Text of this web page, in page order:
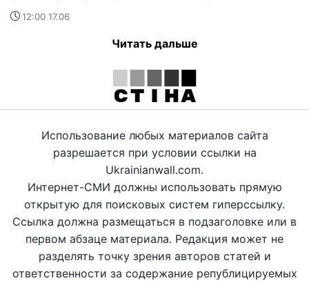
12:00 17.06
Читать дальше
Использование любых материалов сайта
разрешается при условии ссылки на
Ukrainianwall.com.
Интернет-СМИ должны использовать прямую
открытую для поисковых систем гиперссылку.
Ссылка должна размещаться в подзаголовке или в
первом абзаце материала. Редакция может не
разделять точку зрения авторов статей и
ответственности за содержание републицируемых